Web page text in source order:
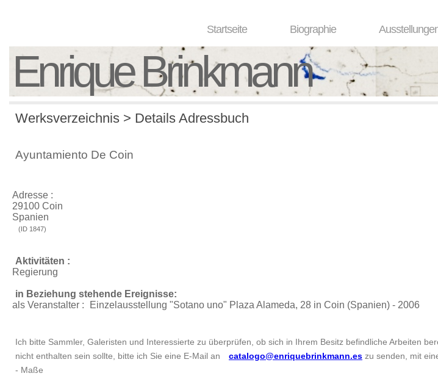
Startseite Biographie
Enrique Brinkmann
Werksverzeichnis > Details Adressbuch
Ayuntamiento De Coin
Adresse :
29100 Coin
Spanien
(ID 1847)
Aktivitäten :
Regierung
in Beziehung stehende Ereignisse:
als Veranstalter :
Einzelausstellung "Sotano uno" Plaza Alameda, 28 in Coin (Spanien) - 2006
Ich bitte Sammler, Galeristen und Interessierte zu überprüfen, ob sich in Ihrem Besitz befindliche Arbeiten
nicht enthalten sein sollte, bitte ich Sie eine E-Mail an
catalogo@enriquebrinkmann.es zu senden, mit
- Maße